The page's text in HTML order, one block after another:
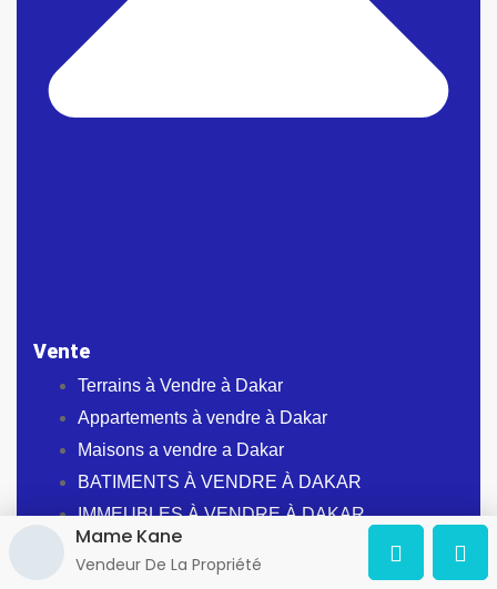
Vente
Terrains à Vendre à Dakar
Appartements à vendre à Dakar
Maisons a vendre a Dakar
BATIMENTS À VENDRE À DAKAR
IMMEUBLES À VENDRE À DAKAR
STUDIO À VENDRE À DAKAR
Mame Kane
Vendeur De La Propriété